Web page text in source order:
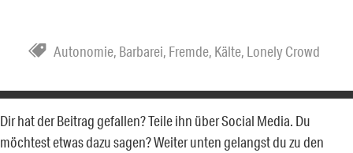
Autonomie, Barbarei, Fremde, Kälte, Lonely Crowd
Dir hat der Beitrag gefallen? Teile ihn über Social Media. Du
möchtest etwas dazu sagen? Weiter unten gelangst du zu den